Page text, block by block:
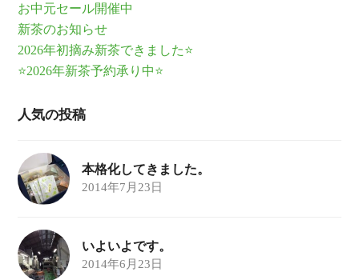
お中元セール開催中
新茶のお知らせ
2026年初摘み新茶できました⭐
⭐2026年新茶予約承り中⭐
人気の投稿
本格化してきました。
2014年7月23日
いよいよです。
2014年6月23日